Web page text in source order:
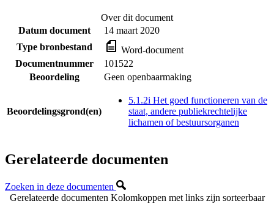
Over dit document
Datum document
14 maart 2020
Type bronbestand
Word-document
Documentnummer
101522
Beoordeling
Geen openbaarmaking
Beoordelingsgrond(en)
5.1.2i Het goed functioneren van de
staat, andere publiekrechtelijke
lichamen of bestuursorganen
Gerelateerde documenten
Zoeken in deze documenten
Gerelateerde documenten Kolomkoppen met links zijn sorteerbaar